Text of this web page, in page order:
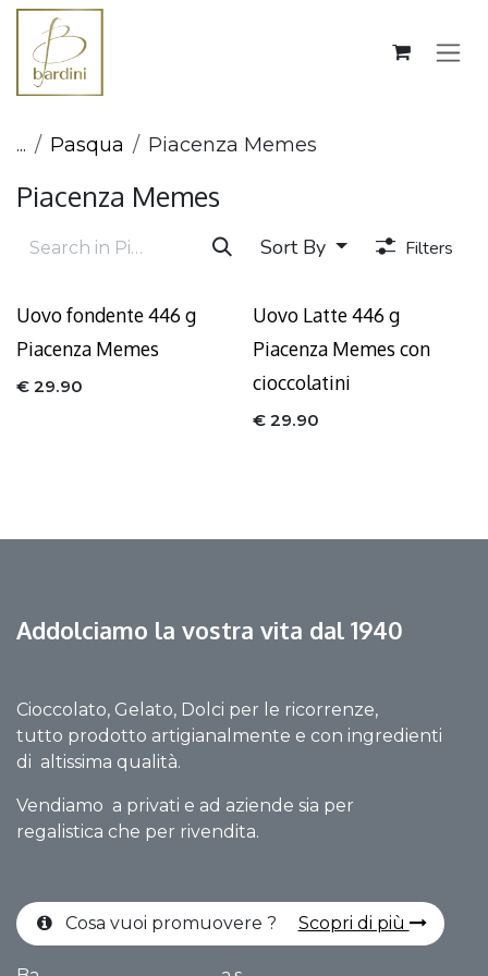
Skip to Content
... Pasqua Piacenza Memes
Piacenza Memes
Sort By Filters
Uovo fondente 446 g
Piacenza Memes
€ 29.90
Uovo Latte 446 g
Piacenza Memes con
cioccolatini
€ 29.90
Addolciamo la vostra vita dal 1940
Cioccolato, Gelato, Dolci per le ricorrenze,
tutto prodotto artigianalmente e con ingredienti
di altissima qualità.
Vendiamo a privati e ad aziende sia per
regalistica che per rivendita.
Cosa vuoi promuovere ? Scopri di più